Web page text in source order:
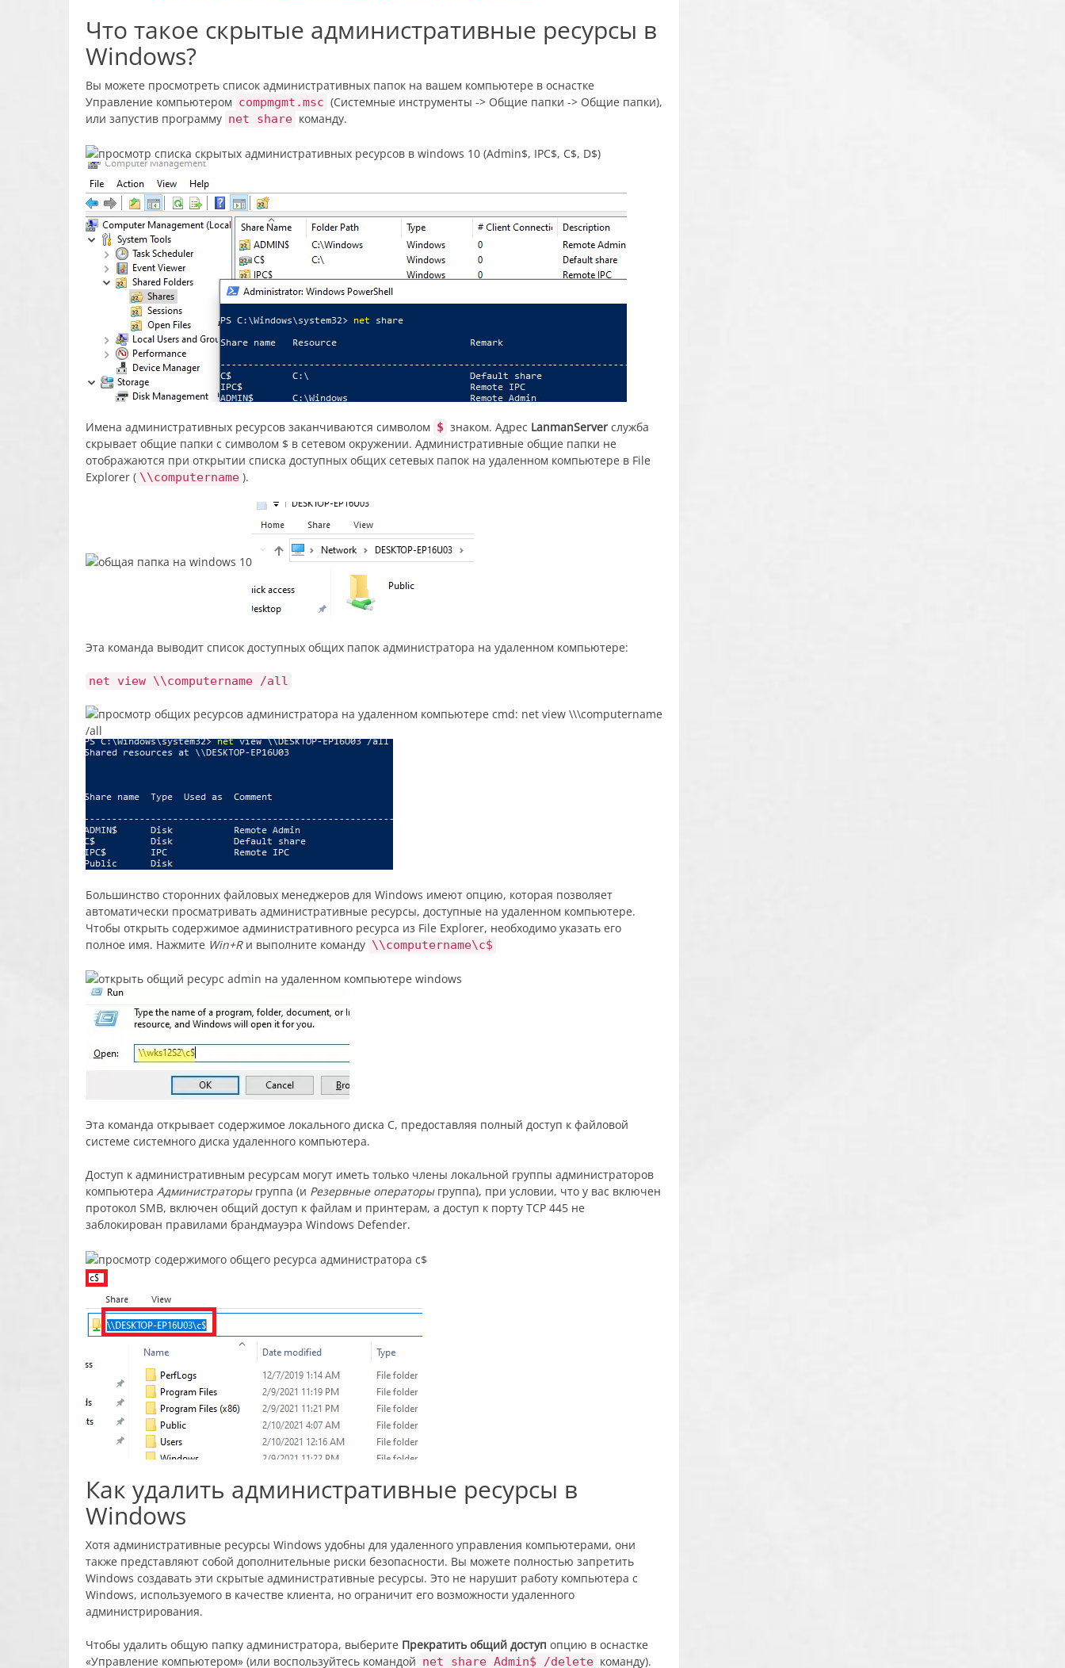
Что такое скрытые административные ресурсы в
Windows?
Вы можете просмотреть список административных папок на вашем компьютере в оснастке
Управление компьютером compmgmt.msc (Системные инструменты -> Общие папки -> Общие папки),
или запустив программу net share команду.
Имена административных ресурсов заканчиваются символом $ знаком. Адрес LanmanServer служба
скрывает общие папки с символом $ в сетевом окружении. Административные общие папки не
отображаются при открытии списка доступных общих сетевых папок на удаленном компьютере в File
Explorer ( \\computername ).
Эта команда выводит список доступных общих папок администратора на удаленном компьютере:
net view \\computername /all
Большинство сторонних файловых менеджеров для Windows имеют опцию, которая позволяет
автоматически просматривать административные ресурсы, доступные на удаленном компьютере.
Чтобы открыть содержимое административного ресурса из File Explorer, необходимо указать его
полное имя. Нажмите Win+Rи выполните команду \\computername\c$
Эта команда открывает содержимое локального диска C, предоставляя полный доступ к файловой
системе системного диска удаленного компьютера.
Доступ к административным ресурсам могут иметь только члены локальной группы администраторов
компьютера Администраторыгруппа (и Резервные операторыгруппа), при условии, что у вас включен
протокол SMB, включен общий доступ к файлам и принтерам, а доступ к порту TCP 445 не
заблокирован правилами брандмауэра Windows Defender.
Как удалить административные ресурсы в
Windows
Хотя административные ресурсы Windows удобны для удаленного управления компьютерами, они
также представляют собой дополнительные риски безопасности. Вы можете полностью запретить
Windows создавать эти скрытые административные ресурсы. Это не нарушит работу компьютера с
Windows, используемого в качестве клиента, но ограничит его возможности удаленного
администрирования.
Чтобы удалить общую папку администратора, выберите Прекратить общий доступ опцию в оснастке
«Управление компьютером» (или воспользуйтесь командой net share Admin$ /delete команду).